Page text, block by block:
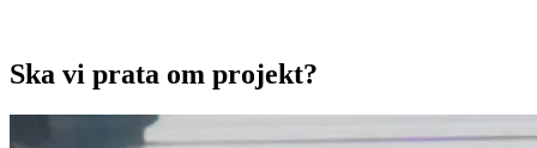
Ska vi prata om projekt?